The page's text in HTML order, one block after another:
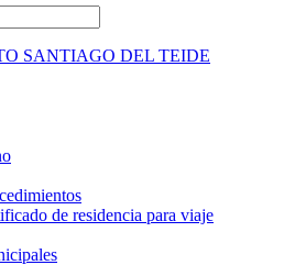
de residencia para viaje